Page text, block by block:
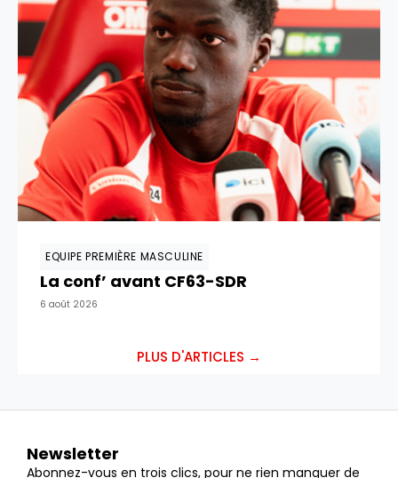
EQUIPE PREMIÈRE MASCULINE
La conf’ avant CF63-SDR
6 août 2026
PLUS D'ARTICLES →
Newsletter
Abonnez-vous en trois clics, pour ne rien manquer de